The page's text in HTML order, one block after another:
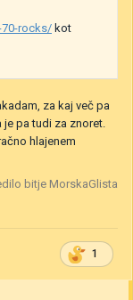
rocks/ kot
za kaj več pa
je pa tudi za znoret.
hlajenem
bitje MorskaGlista
1